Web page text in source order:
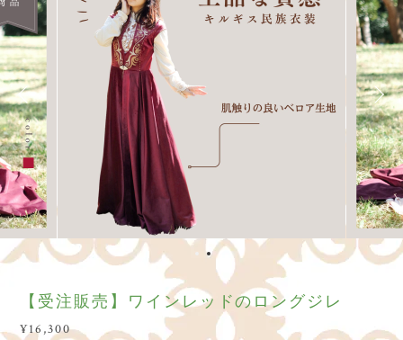
【受注販売】ワインレッドのロングジレ
¥16,300